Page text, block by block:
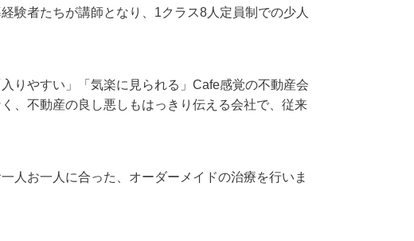
験者たちが講師となり、1クラス8人定員制での少人
りやすい」「気楽に見られる」Cafe感覚の不動産会
、不動産の良し悪しもはっきり伝える会社で、従来
人お一人に合った、オーダーメイドの治療を行いま